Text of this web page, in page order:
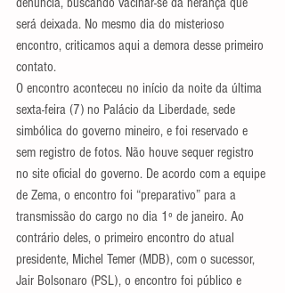
será deixada. No mesmo dia do misterioso
encontro, criticamos aqui a demora desse primeiro
contato.
O encontro aconteceu no início da noite da última
sexta-feira (7) no Palácio da Liberdade, sede
simbólica do governo mineiro, e foi reservado e
sem registro de fotos. Não houve sequer registro
no site oficial do governo. De acordo com a equipe
de Zema, o encontro foi “preparativo” para a
transmissão do cargo no dia 1º de janeiro. Ao
contrário deles, o primeiro encontro do atual
presidente, Michel Temer (MDB), com o sucessor,
Jair Bolsonaro (PSL), o encontro foi público e